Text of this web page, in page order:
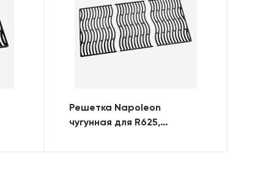
Решетка Napoleon
чугунная для R625,